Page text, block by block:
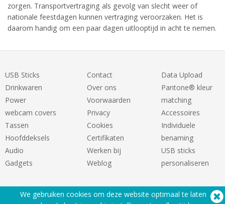
zorgen. Transportvertraging als gevolg van slecht weer of
nationale feestdagen kunnen vertraging veroorzaken. Het is
daarom handig om een paar dagen uitlooptijd in acht te nemen.
USB Sticks
Drinkwaren
Power
webcam covers
Tassen
Hoofddeksels
Audio
Gadgets
Contact
Over ons
Voorwaarden
Privacy
Cookies
Certifikaten
Werken bij
Weblog
Data Upload
Pantone® kleur
matching
Accessoires
Individuele
benaming
USB sticks
personaliseren
We gebruiken cookies om deze website optimaal te laten